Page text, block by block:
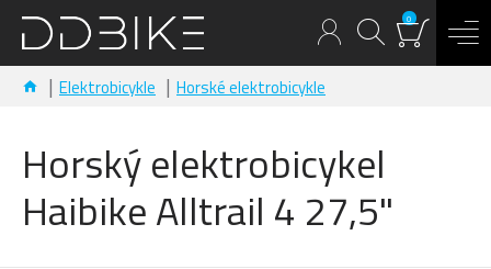
0
Elektrobicykle Horské elektrobicykle
Horský elektrobicykel
Haibike Alltrail 4 27,5"